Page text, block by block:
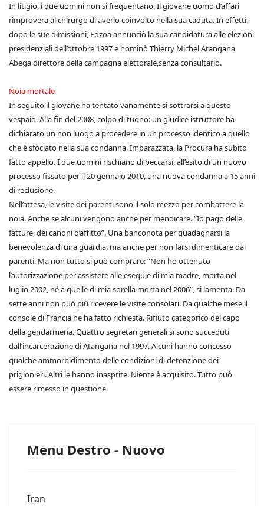
In litigio, i due uomini non si frequentano. Il giovane uomo d’affari
rimprovera al chirurgo di averlo coinvolto nella sua caduta. In effetti,
dopo le sue dimissioni, Edzoa annunciò la sua candidatura alle elezioni
presidenziali dell’ottobre 1997 e nominò Thierry Michel Atangana
Abega direttore della campagna elettorale,senza consultarlo.
Noia mortale
In seguito il giovane ha tentato vanamente si sottrarsi a questo
vespaio. Alla fin del 2008, colpo di tuono: un giudice istruttore ha
dichiarato un non luogo a procedere in un processo identico a quello
che è sfociato nella sua condanna. Imbarazzata, la Procura ha subito
fatto appello. I due uomini rischiano di beccarsi, all’esito di un nuovo
processo fissato per il 20 gennaio 2010, una nuova condanna a 15 anni
di reclusione.
Nell’attesa, le visite dei parenti sono il solo mezzo per combattere la
noia. Anche se alcuni vengono anche per mendicare. “Io pago delle
fatture, dei canoni d’affitto”. Una banconota per guadagnarsi la
benevolenza di una guardia, ma anche per non farsi dimenticare dai
parenti. Ma non tutto si può comprare: “Non ho ottenuto
l’autorizzazione per assistere alle esequie di mia madre, morta nel
luglio 2002, né a quelle di mia sorella morta nel 2006”, si lamenta. Da
sette anni non può più ricevere le visite consolari. Da qualche mese il
console di Francia ne ha fatto richiesta. Rifiuto categorico del capo
della gendarmeria. Quattro segretari generali si sono succeduti
dall’incarcerazione di Atangana nel 1997. Alcuni hanno concesso
qualche ammorbidimento delle condizioni di detenzione dei
prigionieri. Altri le hanno inasprite. Niente è acquisito. Tutto può
essere rimesso in questione.
Menu Destro - Nuovo
Iran